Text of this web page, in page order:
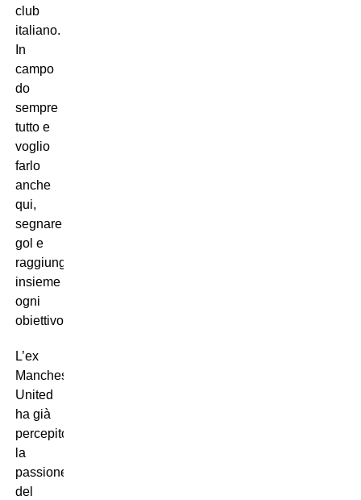
club
italiano.
In
campo
do
sempre
tutto e
voglio
farlo
anche
qui,
segnare
gol e
raggiungere
insieme
ogni
obiettivo”.
L’ex
Manchester
United
ha già
percepito
la
passione
del